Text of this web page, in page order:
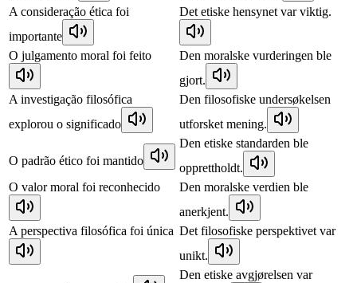
A consideração ética foi
importante
Det etiske hensynet var viktig.
O julgamento moral foi feito
Den moralske vurderingen ble
gjort.
A investigação filosófica
explorou o significado
Den filosofiske undersøkelsen
utforsket mening.
O padrão ético foi mantido
Den etiske standarden ble
opprettholdt.
O valor moral foi reconhecido
Den moralske verdien ble
anerkjent.
A perspectiva filosófica foi única Det filosofiske perspektivet var
unikt.
Den etiske avgjørelsen var